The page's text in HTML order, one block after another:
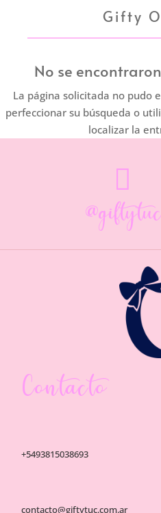
Gifty
No se
La página solicitada no pudo
perfeccionar su búsqueda o
localizar la

@giftytuc
Contacto
+5493815038693
contacto@giftytuc.com.ar